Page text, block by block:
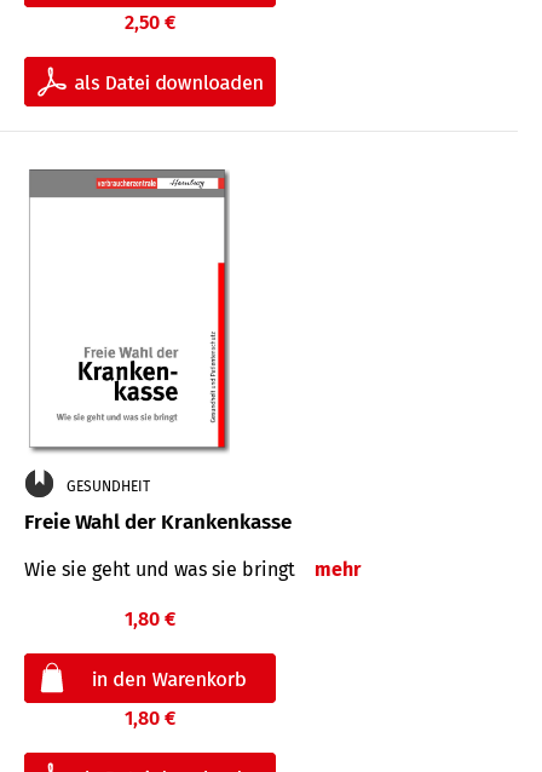
2,50 €
GESUNDHEIT
Freie Wahl der Krankenkasse
Wie sie geht und was sie bringt mehr
1,80 €
1,80 €